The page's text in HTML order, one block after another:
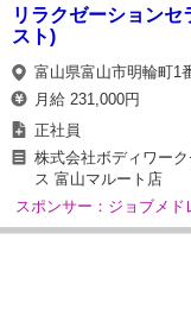
リラクゼーション
スト)
富山県富山市明輪町1
月給 231,000円
正社員
株式会社ボディワー
ス 富山マルート店
スポンサー：ジョブメド